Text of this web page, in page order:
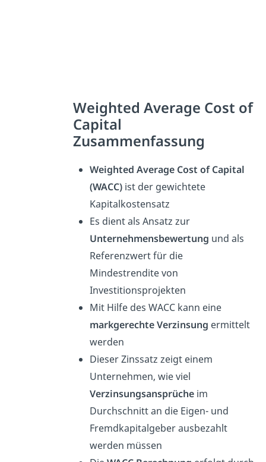
Weighted Average Cost of
Capital
Zusammenfassung
Weighted Average Cost of Capital
(WACC)ist der gewichtete
Kapitalkostensatz
Es dient als Ansatz zur
Unternehmensbewertung und als
Referenzwert für die
Mindestrendite von
Investitionsprojekten
Mit Hilfe des WACC kann eine
markgerechte Verzinsung ermittelt
werden
Dieser Zinssatz zeigt einem
Unternehmen, wie viel
Verzinsungsansprücheim
Durchschnitt an die Eigen- und
Fremdkapitalgeber ausbezahlt
werden müssen